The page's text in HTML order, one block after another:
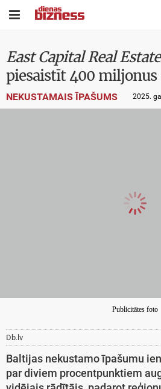

East Capital Real Estate
piesaistīt 400 miljonus
NEKUSTAMAIS ĪPAŠUMS 2025.
Publicitātes foto
Db.lv
Baltijas nekustamo īpašumu
par diviem procentpunktiem